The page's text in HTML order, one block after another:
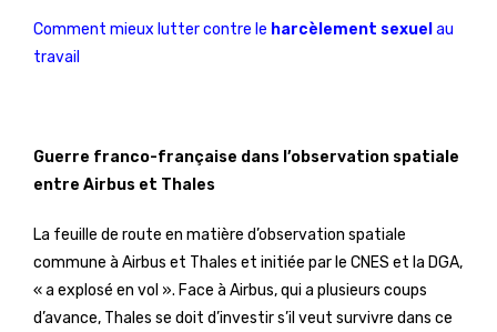
Comment mieux lutter contre le harcèlement sexuel au
travail
Guerre franco-française dans l’observation spatiale
entre Airbus et Thales
La feuille de route en matière d’observation spatiale
commune à Airbus et Thales et initiée par le CNES et la DGA,
« a explosé en vol ». Face à Airbus, qui a plusieurs coups
d’avance, Thales se doit d’investir s’il veut survivre dans ce